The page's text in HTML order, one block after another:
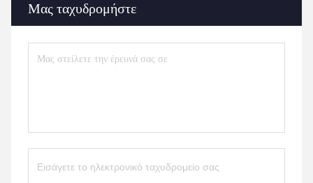
Μας ταχυδρομήστε